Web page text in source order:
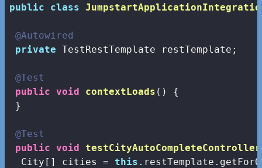
public
class
@Autowired
private TestRestTemplate restTemplate;
@Test
public void contextLoads ()
{
}
@Test
public void testCityAutoCompleteController
  City[] cities =
this